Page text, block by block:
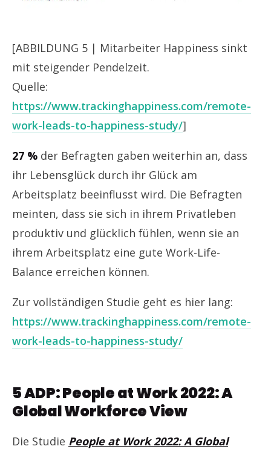
[ABBILDUNG 5 | Mitarbeiter Happiness sinkt
mit steigender Pendelzeit.
Quelle:
https://www.trackinghappiness.com/remote-
work-leads-to-happiness-study/]
27 % der Befragten gaben weiterhin an, dass
ihr Lebensglück durch ihr Glück am
Arbeitsplatz beeinflusst wird. Die Befragten
meinten, dass sie sich in ihrem Privatleben
produktiv und glücklich fühlen, wenn sie an
ihrem Arbeitsplatz eine gute Work-Life-
Balance erreichen können.
Zur vollständigen Studie geht es hier lang:
https://www.trackinghappiness.com/remote-
work-leads-to-happiness-study/
5 ADP: People at Work 2022: A
Global Workforce View
Die Studie People at Work 2022: A Global